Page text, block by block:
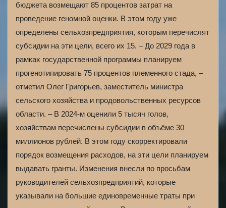
бюджета возмещают 85 процентов затрат на
проведение геномной оценки. В этом году уже
определены сельхозпредприятия, которым перечислят
субсидии на эти цели, всего их 15. – До 2029 года в
рамках государственной программы планируем
прогенотипировать 75 процентов племенного стада, –
отметил Олег Григорьев, заместитель министра
сельского хозяйства и продовольственных ресурсов
области. – В 2024-м оценили 5 тысяч голов,
хозяйствам перечислены субсидии в объёме 30
миллионов рублей. В этом году скорректировали
порядок возмещения расходов, на эти цели планируем
выдавать гранты. Изменения внесли по просьбам
руководителей сельхозпредприятий, которые
указывали на большие единовременные траты при